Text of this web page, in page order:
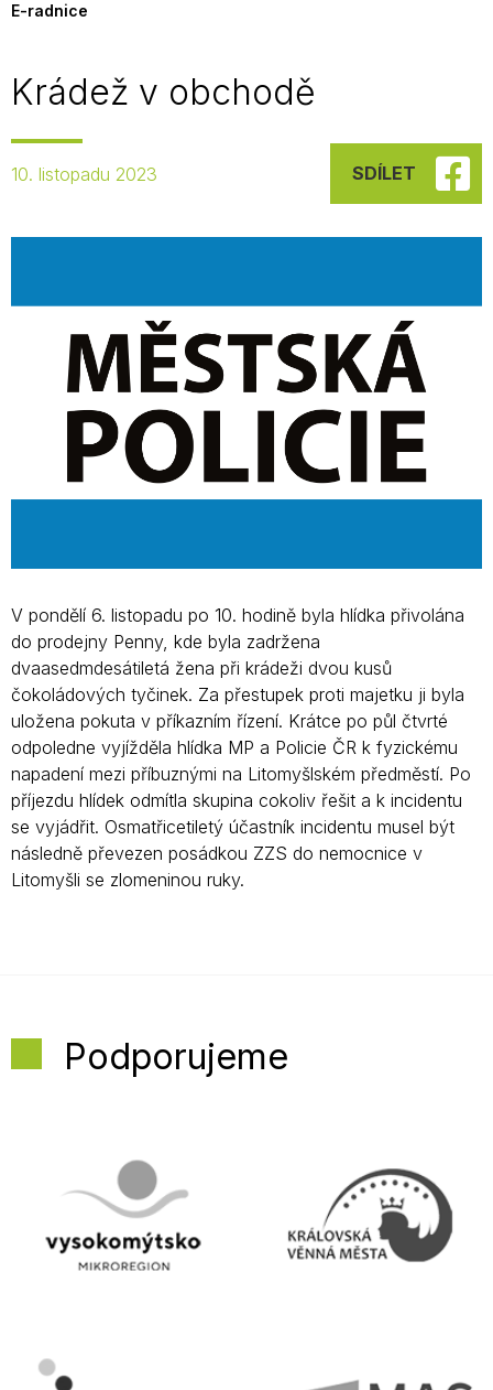
E-radnice
Krádež v obchodě
10. listopadu 2023 SDÍLET
V pondělí 6. listopadu po 10. hodině byla hlídka přivolána
do prodejny Penny, kde byla zadržena
dvaasedmdesátiletá žena při krádeži dvou kusů
čokoládových tyčinek. Za přestupek proti majetku ji byla
uložena pokuta v příkazním řízení. Krátce po půl čtvrté
odpoledne vyjížděla hlídka MP a Policie ČR k fyzickému
napadení mezi příbuznými na Litomyšlském předměstí. Po
příjezdu hlídek odmítla skupina cokoliv řešit a k incidentu
se vyjádřit. Osmatřicetiletý účastník incidentu musel být
následně převezen posádkou ZZS do nemocnice v
Litomyšli se zlomeninou ruky.
Podporujeme